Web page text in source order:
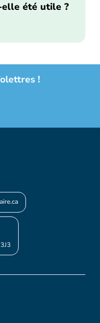
été utile ?
!